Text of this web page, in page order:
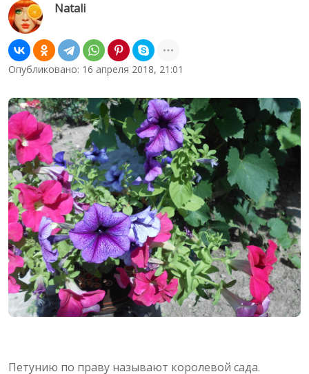
Natali
Опубликовано: 16 апреля 2018, 21:01
Петунию по праву называют королевой сада.